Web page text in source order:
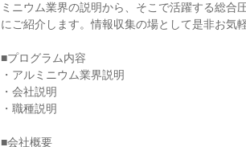
ミニウム業界の説明から、そこで活躍する総合
にご紹介します。情報収集の場として是非お気
■プログラム内容
・アルミニウム業界説明
・会社説明
・職種説明
■会社概要